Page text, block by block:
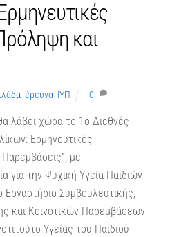
και
, έρευνα, ΙΥΠ 0
λάβει χώρα το 1ο Διεθνές
Ερμηνευτικές
με
για την Ψυχική Υγεία Παιδιών
Συμβουλευτικής,
και Κοινοτικών Παρεμβάσεων
Υγείας του Παιδιού